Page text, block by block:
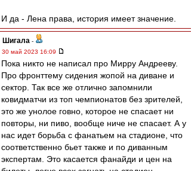
И да - Лена права, история имеет значение.
Шигала -
30 май 2023 16:09
Пока никто не написал про Мирру Андрееву.
Про фронттему сидения жопой на диване и
сектор. Так все же отлично запомнили
ковидматчи из топ чемпионатов без зрителей,
это же унолое говно, которое не спасает ни
повторы, ни пиво, вообще ниче не спасает. А у
нас идет борьба с фанатьем на стадионе, что
соответственно бьет также и по диванным
экспертам. Это касается фанайди и цен на